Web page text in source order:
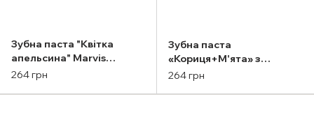
Зубна паста "Квітка
апельсина" Marvis
Orange Blossom Bloom
264 грн
Зубна паста
«Кориця+М'ята» з
фтором Marvis Cinnamon
264 грн